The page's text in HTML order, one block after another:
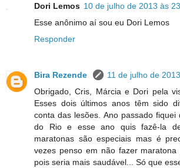
Dori Lemos 10 de julho de 2013 às
Esse anônimo aí sou eu Dori Lemos
Responder
Bira Rezende
11 de julho de
Obrigado, Cris, Márcia e Dori pela
Esses dois últimos anos têm sido
conta das lesões. Ano passado
do Rio e esse ano quis fazê-la
maratonas são especiais mas é
vezes penso em não fazer
pois seria mais saudável... Só que